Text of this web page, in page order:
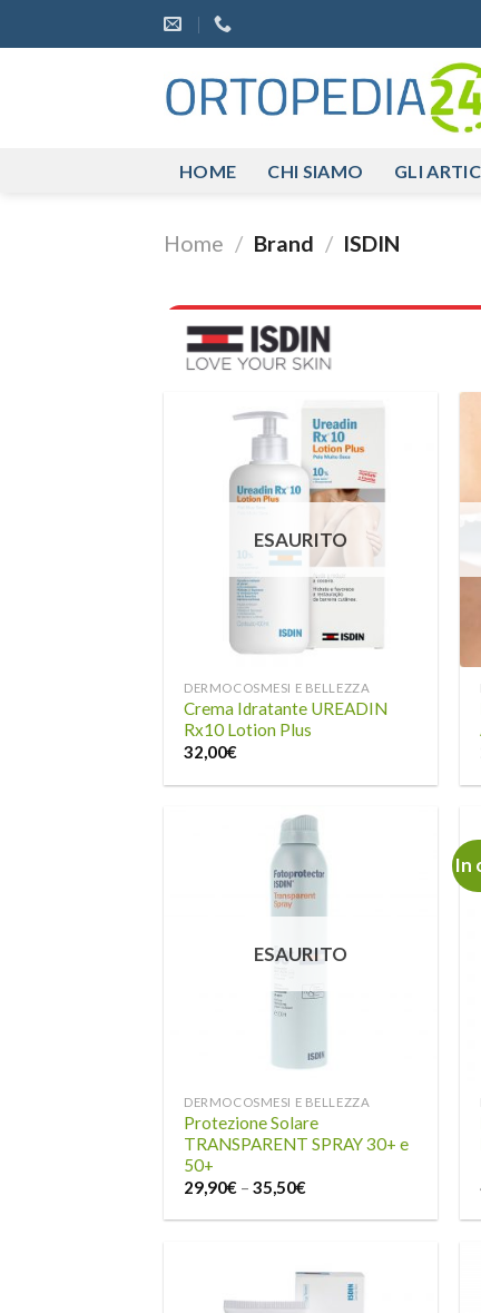
ai
HOME CHI SIAMO GLI
Home / Brand / ISDIN
desideri
ESAURITO
DERMOCOSMESI E BELLEZZA
Crema Idratante UREADIN
Rx10 Lotion Plus
32,00€
ESAURITO
DERMOCOSMESI E BELLEZZA
Protezione Solare
TRANSPARENT SPRAY 30+ e
50+
29,90€ –35,50€
In